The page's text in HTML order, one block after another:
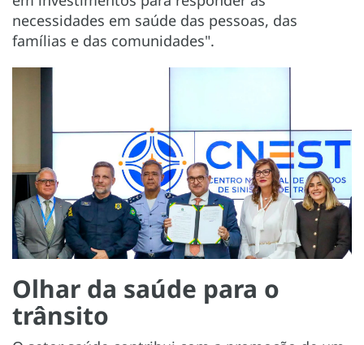
necessidades em saúde das pessoas, das
famílias e das comunidades".
Olhar da saúde para o
trânsito